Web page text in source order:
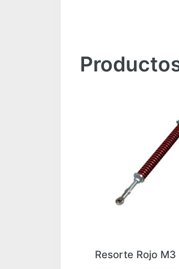
Resorte Rojo M3